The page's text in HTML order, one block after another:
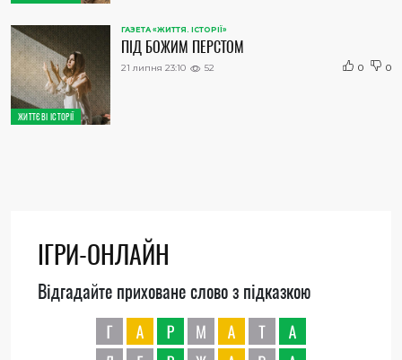
ЖИТТЄВІ ІСТОРІЇ
ГАЗЕТА «ЖИТТЯ. ІСТОРІЇ»
ПІД БОЖИМ ПЕРСТОМ
21 липня 23:10 52 0 0
ІГРИ-ОНЛАЙН
Відгадайте приховане слово з підказкою